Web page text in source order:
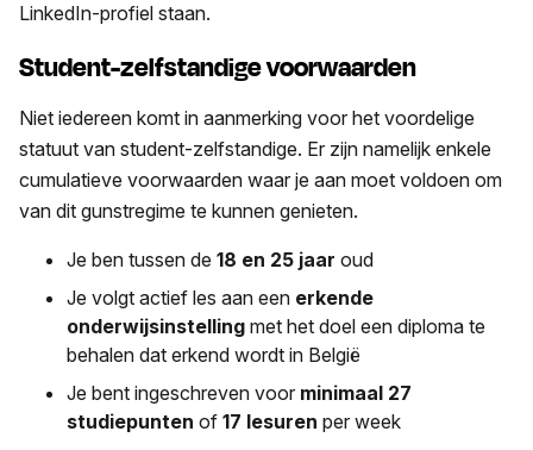
LinkedIn-profiel staan.
Student-zelfstandige voorwaarden
Niet iedereen komt in aanmerking voor het voordelige
statuut van student-zelfstandige. Er zijn namelijk enkele
cumulatieve voorwaarden waar je aan moet voldoen om
van dit gunstregime te kunnen genieten.
Je ben tussen de 18 en 25 jaar oud
Je volgt actief les aan een erkende
onderwijsinstelling met het doel een diploma te
behalen dat erkend wordt in België
Je bent ingeschreven voor minimaal 27
studiepunten of 17 lesuren per week